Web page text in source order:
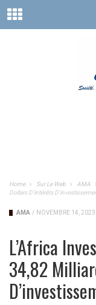
Home Sur Le Web AMA
Dollars D’intérêts
AMA / NOVEMBRE 14, 2023
L’Africa
34,82